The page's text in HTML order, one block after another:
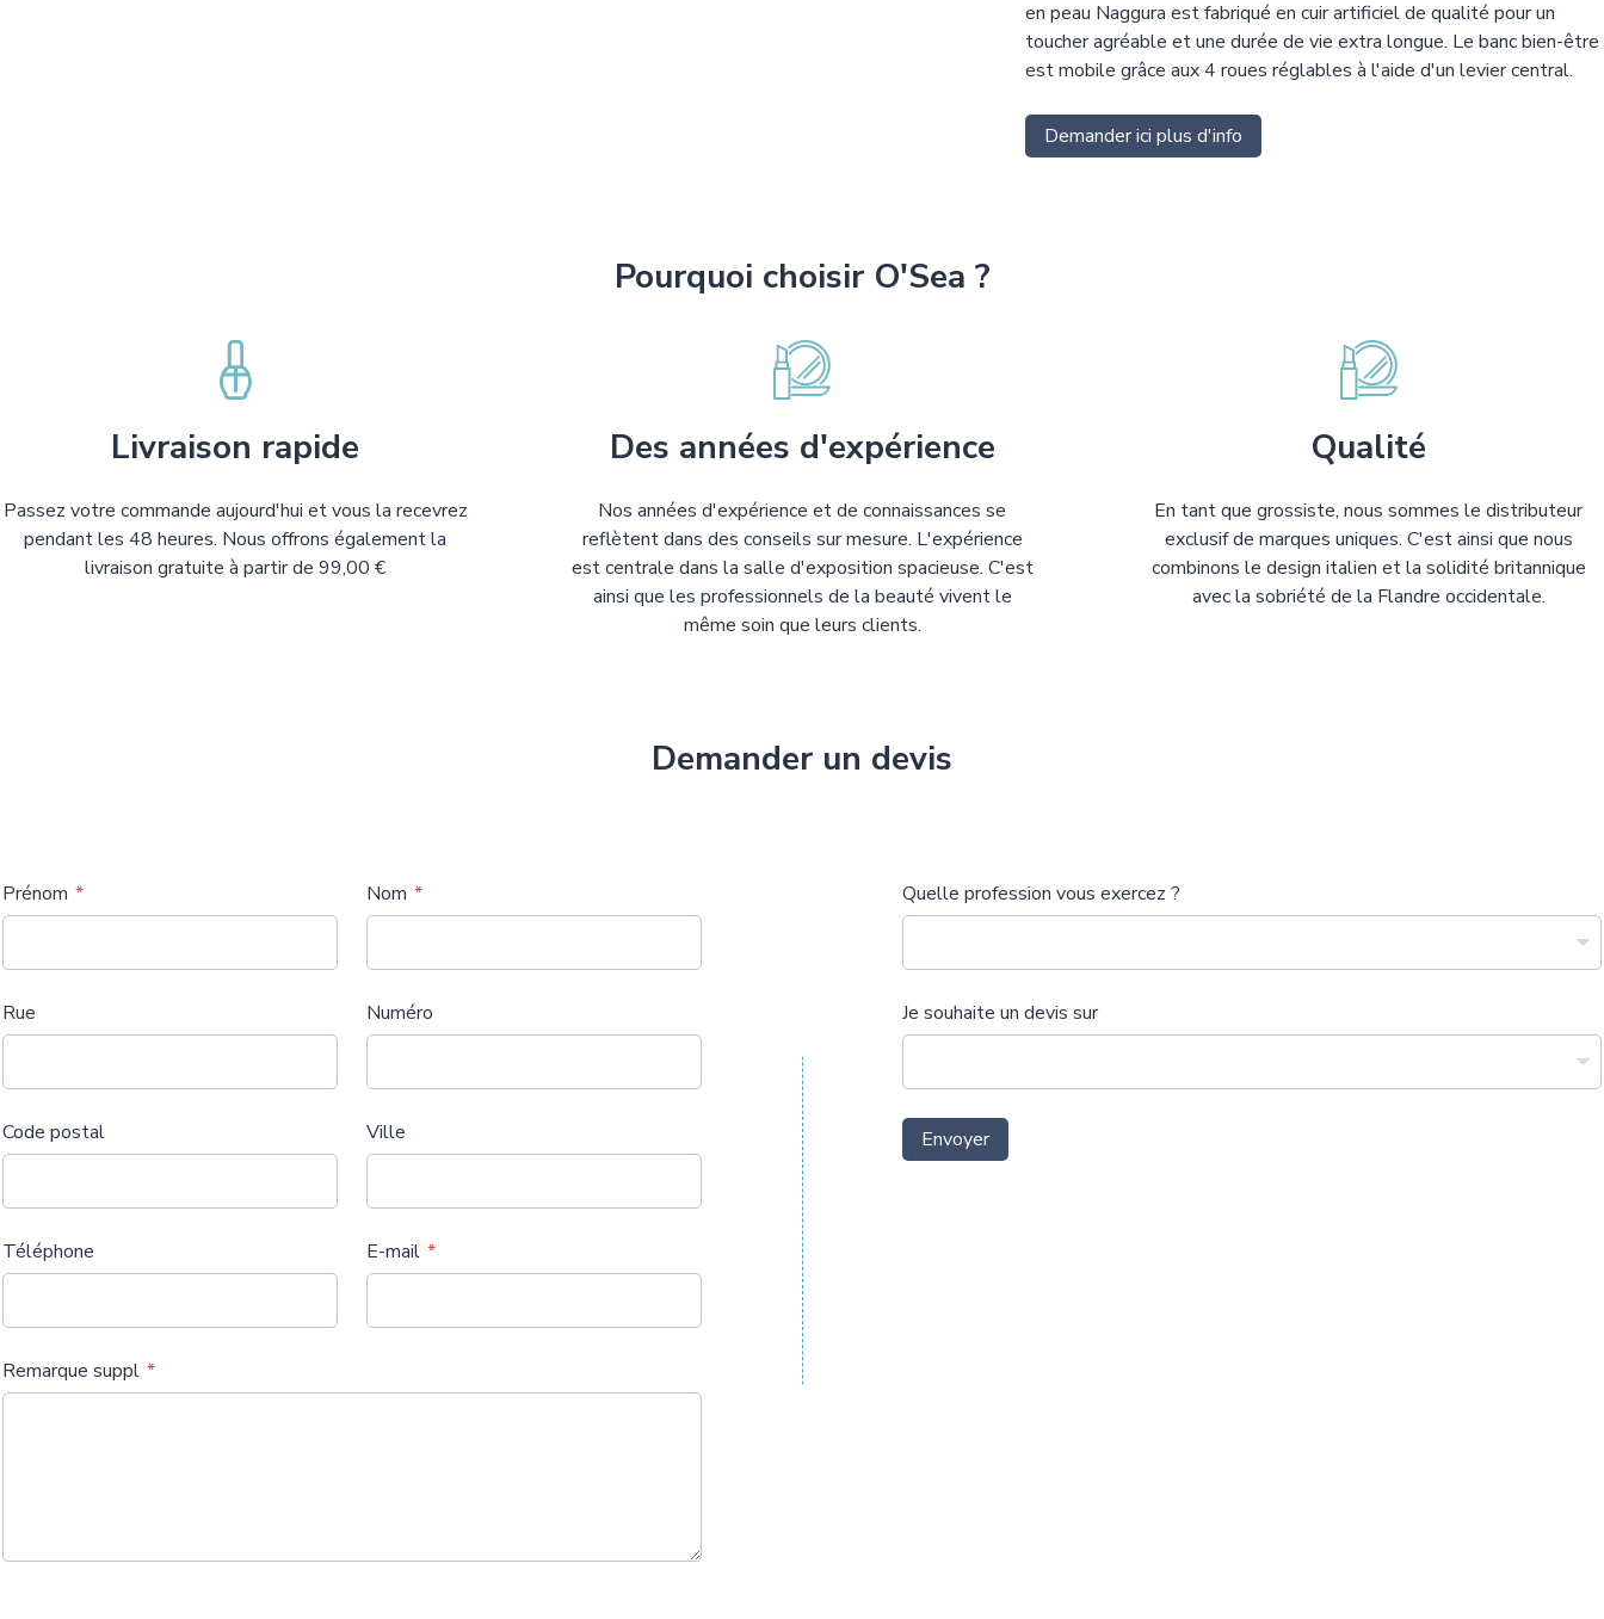
en peau Naggura est fabriqué en cuir artificiel de qualité pour un
toucher agréable et une durée de vie extra longue. Le banc bien-être
est mobile grâce aux 4 roues réglables à l'aide d'un levier central.
Demander ici plus d'info
Pourquoi choisir O'Sea ?
Livraison rapide
Passez votre commande aujourd'hui et vous la recevrez
pendant les 48 heures. Nous offrons également la
livraison gratuite à partir de 99,00 €
Des années d'expérience
Nos années d'expérience et de connaissances se
reflètent dans des conseils sur mesure. L'expérience
est centrale dans la salle d'exposition spacieuse. C'est
ainsi que les professionnels de la beauté vivent le
même soin que leurs clients.
Qualité
En tant que grossiste, nous sommes le distributeur
exclusif de marques uniques. C'est ainsi que nous
combinons le design italien et la solidité britannique
avec la sobriété de la Flandre occidentale.
Demander un devis
Prénom Nom
Rue Numéro
Code postal Ville
Téléphone E-mail
Remarque suppl
Quelle profession vous exercez ?
Je souhaite un devis sur
Envoyer